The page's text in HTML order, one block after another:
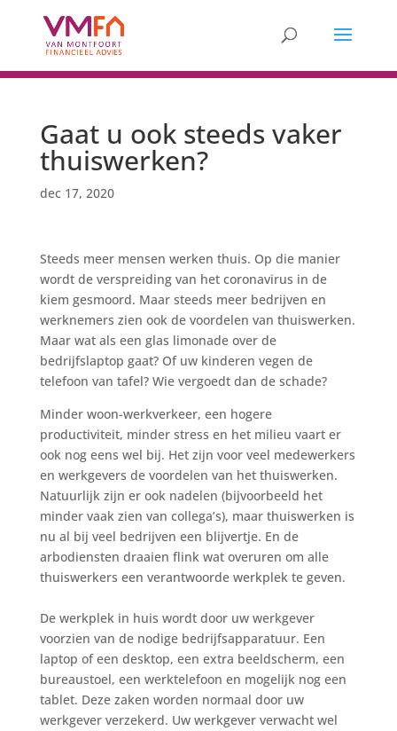
Gaat u ook steeds vaker
thuiswerken?
dec 17, 2020
Steeds meer mensen werken thuis. Op die manier
wordt de verspreiding van het coronavirus in de
kiem gesmoord. Maar steeds meer bedrijven en
werknemers zien ook de voordelen van thuiswerken.
Maar wat als een glas limonade over de
bedrijfslaptop gaat? Of uw kinderen vegen de
telefoon van tafel? Wie vergoedt dan de schade?
Minder woon-werkverkeer, een hogere
productiviteit, minder stress en het milieu vaart er
ook nog eens wel bij. Het zijn voor veel medewerkers
en werkgevers de voordelen van het thuiswerken.
Natuurlijk zijn er ook nadelen (bijvoorbeeld het
minder vaak zien van collega’s), maar thuiswerken is
nu al bij veel bedrijven een blijvertje. En de
arbodiensten draaien flink wat overuren om alle
thuiswerkers een verantwoorde werkplek te geven.
De werkplek in huis wordt door uw werkgever
voorzien van de nodige bedrijfsapparatuur. Een
laptop of een desktop, een extra beeldscherm, een
bureaustoel, een werktelefoon en mogelijk nog een
tablet. Deze zaken worden normaal door uw
werkgever verzekerd. Uw werkgever verwacht wel